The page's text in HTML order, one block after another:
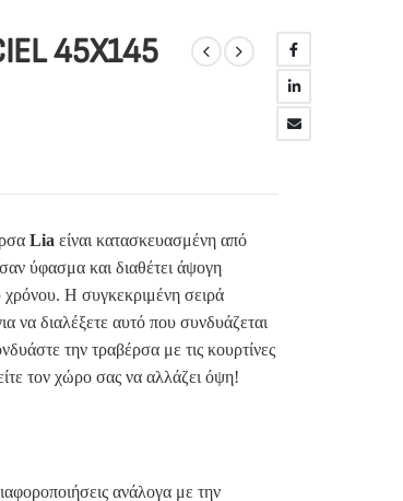
45X145
Lia είναι κατασκευασμένη από
ύφασμα και διαθέτει άψογη
Η συγκεκριμένη σειρά
να διαλέξετε αυτό που συνδυάζεται
την τραβέρσα με τις κουρτίνες
τον χώρο σας να αλλάζει όψη!
ανάλογα με την